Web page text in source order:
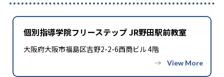
個別指導学院フリーステップ JR野田駅前教室
大阪府大阪市福島区吉野2-2-6西商ビル 4階